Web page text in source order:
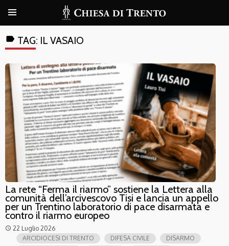
label TAG: IL VASAIO
La rete “Ferma il riarmo” sostiene la Lettera alla
comunità dell’arcivescovo Tisi e lancia un appello
per un Trentino laboratorio di pace disarmata e
contro il riarmo europeo
access_time 22 Luglio 2026
ARCIDIOCESI DI TRENTO DIFESA CIVILE
DISARMO